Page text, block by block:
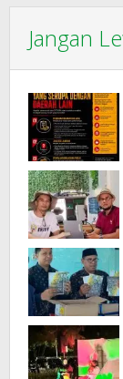
Jangan